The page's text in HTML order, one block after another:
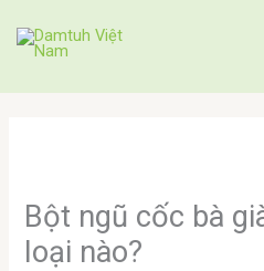
Bột ngũ cốc bà
loại nào?